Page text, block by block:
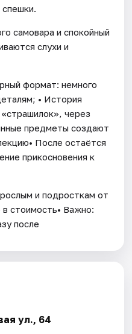
спешки.
самовара и спокойный
слухи и
формат: немного
• История
через
предметы создают
После остаётся
прикосновения к
и подросткам от
в стоимость• Важно:
после
ул., 64